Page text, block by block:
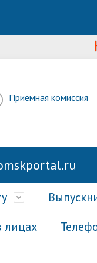
Приемная комиссия
лицах